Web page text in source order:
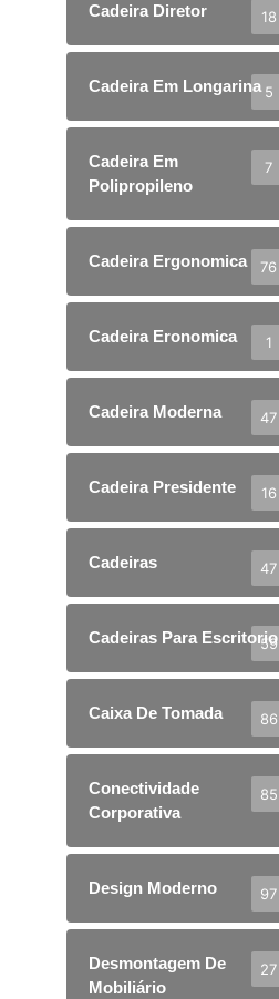
Cadeira Diretor 18
Cadeira Em Longarina 5
Cadeira Em
Polipropileno
7
Cadeira Ergonomica 76
Cadeira Eronomica 1
Cadeira Moderna 47
Cadeira Presidente 16
Cadeiras 47
Cadeiras Para Escritorio
59
Caixa De Tomada 86
Conectividade
Corporativa
85
Design Moderno 97
Desmontagem De
Mobiliário
27